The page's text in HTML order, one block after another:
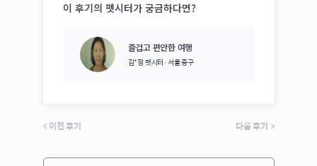
이 후기의 펫시터가 궁금하다면?
즐겁고 편안한 여행
김*정펫시터·서울 중구
< 이전 후기 다음 후기 >